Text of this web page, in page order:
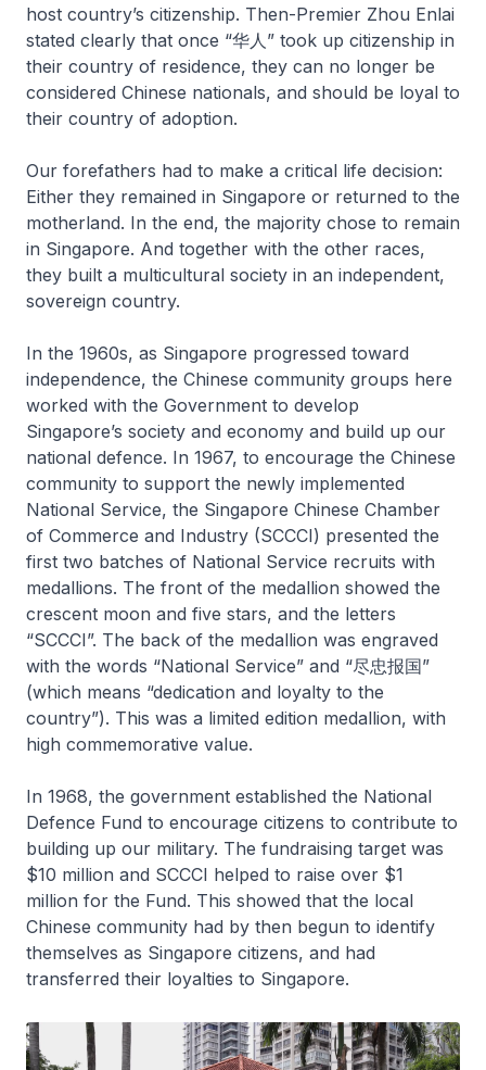
host country’s citizenship. Then-Premier Zhou Enlai
stated clearly that once “华人” took up citizenship in
their country of residence, they can no longer be
considered Chinese nationals, and should be loyal to
their country of adoption.
Our forefathers had to make a critical life decision:
Either they remained in Singapore or returned to the
motherland. In the end, the majority chose to remain
in Singapore. And together with the other races,
they built a multicultural society in an independent,
sovereign country.
In the 1960s, as Singapore progressed toward
independence, the Chinese community groups here
worked with the Government to develop
Singapore’s society and economy and build up our
national defence. In 1967, to encourage the Chinese
community to support the newly implemented
National Service, the Singapore Chinese Chamber
of Commerce and Industry (SCCCI) presented the
first two batches of National Service recruits with
medallions. The front of the medallion showed the
crescent moon and five stars, and the letters
“SCCCI”. The back of the medallion was engraved
with the words “National Service” and “尽忠报国”
(which means “dedication and loyalty to the
country”). This was a limited edition medallion, with
high commemorative value.
In 1968, the government established the National
Defence Fund to encourage citizens to contribute to
building up our military. The fundraising target was
$10 million and SCCCI helped to raise over $1
million for the Fund. This showed that the local
Chinese community had by then begun to identify
themselves as Singapore citizens, and had
transferred their loyalties to Singapore.